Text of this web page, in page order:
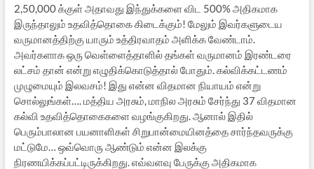
2,50,000 க்குள் அதாவது இந்துக்களை விட 500% அதிகமாக
இருந்தாலும் உதவித்தொகை கிடைக்கும்! மேலும் இவர்களுடைய
வருமானத்திற்கு யாரும் உத்திரவாதம் அளிக்க வேண்டாம்.
அவர்களாக ஒரு வெள்ளைத்தாளில் தங்கள் வருமானம் இரண்டரை
லட்சம் தான் என்று எழுதிக்கொடுத்தால் போதும். கல்விக்கட்டணம்
முழுமையும் இலவசம்! இது என்ன விதமான நியாயம் என்று
சொல்லுங்கள்…. மத்திய அரசும், மாநில அரசும் சேர்ந்து 37 விதமான
கல்வி உதவித்தொகைகளை வழங்குகிறது. ஆனால் இதில்
பெரும்பாலான பயனாளிகள் சிறுபான்மையினத்தை சார்ந்தவருக்கு
மட்டுமே… ஒவ்வொரு ஆண்டும் என்ன இலக்கு
நிரணயிக்கப்பட்டிருக்கிறது. எவ்வளவு பேருக்கு அதிகமாக